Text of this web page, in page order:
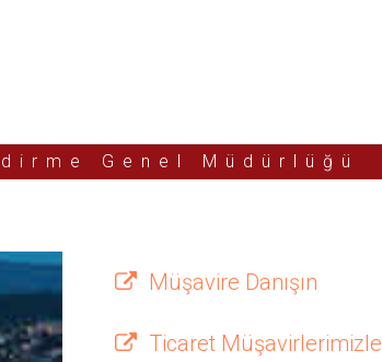
Genel Müdürlüğü
Müşavire Danışın
Ticaret Müşavirlerimizle